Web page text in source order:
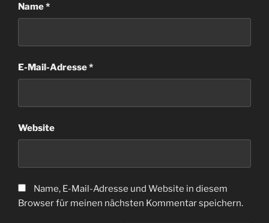
Name*
E-Mail-Adresse*
Website
Name, E-Mail-Adresse und Website in diesem
Browser für meinen nächsten Kommentar speichern.